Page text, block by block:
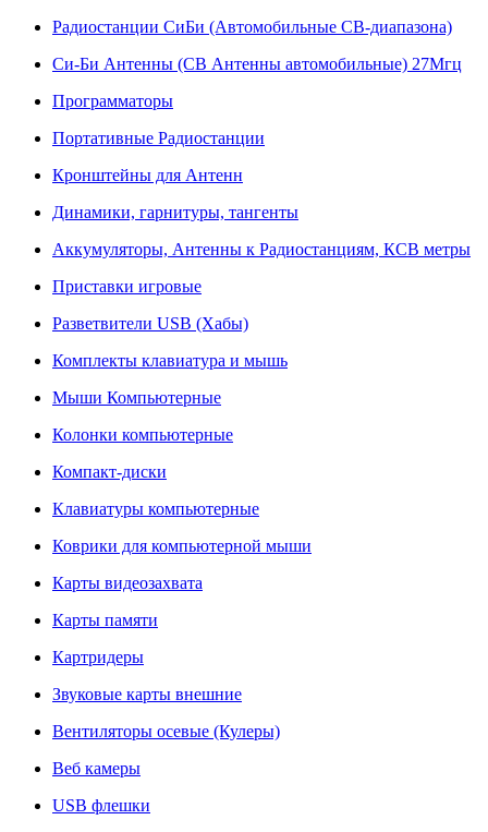
Радиостанции СиБи (Автомобильные СВ-диапазона)
Си-Би Антенны (СВ Антенны автомобильные) 27Мгц
Программаторы
Портативные Радиостанции
Кронштейны для Антенн
Динамики, гарнитуры, тангенты
Аккумуляторы, Антенны к Радиостанциям, КСВ метры
Приставки игровые
Разветвители USB (Хабы)
Комплекты клавиатура и мышь
Мыши Компьютерные
Колонки компьютерные
Компакт-диски
Клавиатуры компьютерные
Коврики для компьютерной мыши
Карты видеозахвата
Карты памяти
Картридеры
Звуковые карты внешние
Вентиляторы осевые (Кулеры)
Веб камеры
USB флешки